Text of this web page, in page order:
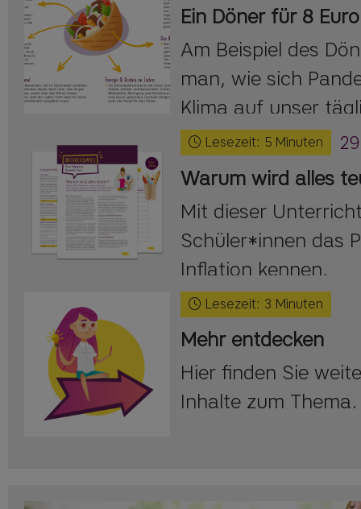
Ein Döner für 8
Am Beispiel des
man, wie sich
Klima auf unser
auswirken.
Lesezeit: 5 Minuten
Warum wird alles
Mit dieser
Schüler*innen das
Inflation kennen.
Lesezeit: 3 Minuten
Mehr entdecken
Hier finden Sie
Inhalte zum Thema.